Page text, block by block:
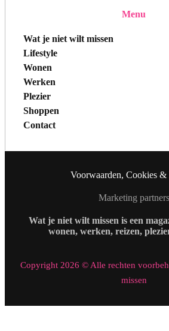
Menu
Wat je niet wilt missen
Lifestyle
Wonen
Werken
Plezier
Shoppen
Contact
Voorwaarden, Cookies &
Marketing partners
Wat je niet wilt missen is een
wonen, werken, reizen,
Copyright 2026 © Alle rechten
missen